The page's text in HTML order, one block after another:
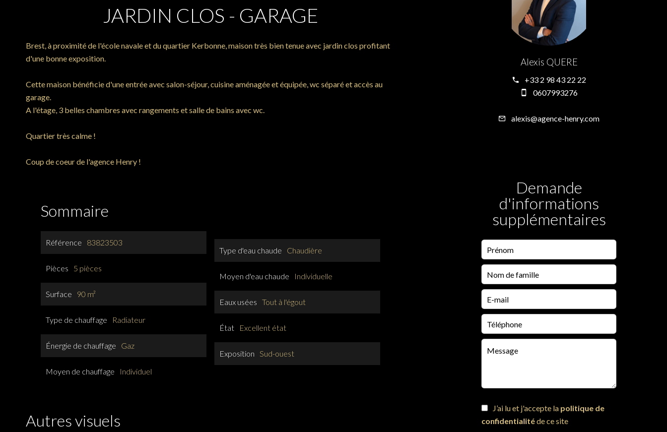
JARDIN CLOS - GARAGE
Brest, à proximité de l'école navale et du quartier Kerbonne, maison très bien tenue avec jardin clos profitant
d'une bonne exposition.
Cette maison bénéficie d'une entrée avec salon-séjour, cuisine aménagée et équipée, wc séparé et accès au
garage.
A l'étage, 3 belles chambres avec rangements et salle de bains avec wc.
Quartier très calme !
Coup de coeur de l'agence Henry !
Sommaire
Référence 83823503
Pièces 5 pièces
Surface 90 m²
Type de chauffage Radiateur
Énergie de chauffage Gaz
Moyen de chauffage Individuel
Type d'eau chaude Chaudière
Moyen d'eau chaude Individuelle
Eaux usées Tout à l'égout
État Excellent état
Exposition Sud-ouest
Autres visuels
Alexis QUERE
+33 2 98 43 22 22
0607993276
alexis@agence-henry.com
Demande
d'informations
supplémentaires
J’ai lu et j'accepte la politique de
confidentialitéde ce site